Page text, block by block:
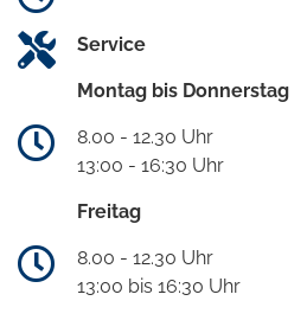
Service
Montag bis Donnerstag
8.00 - 12.30 Uhr
13:00 - 16:30 Uhr
Freitag
8.00 - 12.30 Uhr
13:00 bis 16:30 Uhr